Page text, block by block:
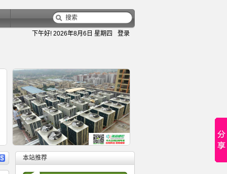
登录
下午好! 2026年8月6日 星期四
详细内容
本站推荐
变频多联空调室内机电子膨胀阀关不